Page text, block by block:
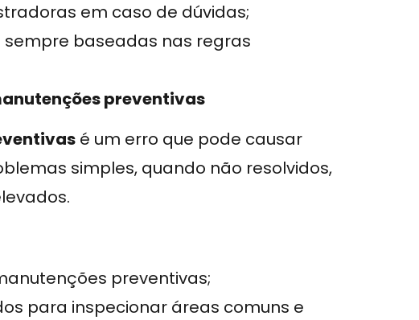
em caso de dúvidas;
baseadas nas regras
preventivas
é um erro que pode causar
simples, quando não resolvidos,
preventivas;
para inspecionar áreas comuns e